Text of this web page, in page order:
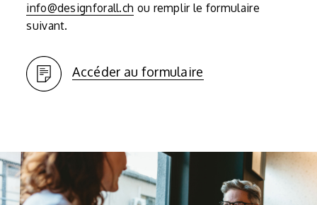
info@designforall.ch ou remplir le formulaire
suivant.
Accéder au formulaire